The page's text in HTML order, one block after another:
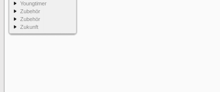
Youngtimer
Zubehör
Zubehör
Zukunft